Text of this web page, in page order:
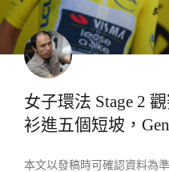
女子環法 Stage 2
衫進五個短坡，
本文以發稿時可確認資料為